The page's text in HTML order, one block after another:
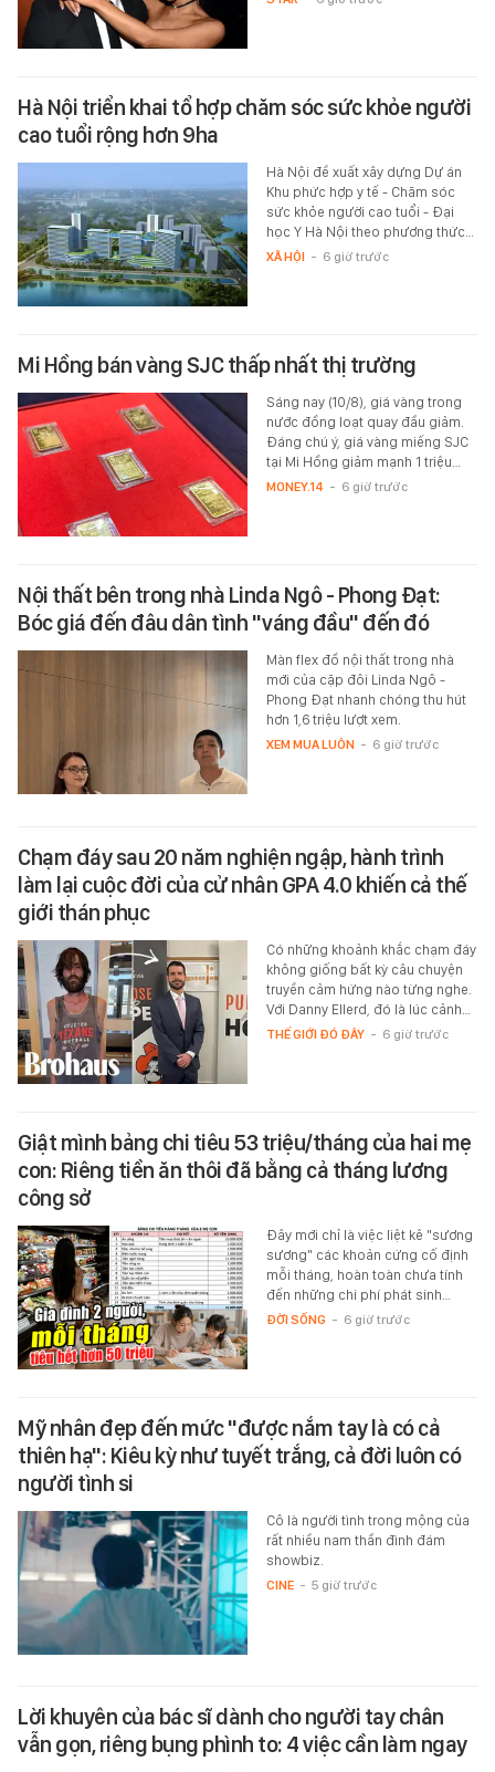
Hà Nội triển khai tổ hợp chăm sóc sức khỏe người
cao tuổi rộng hơn 9ha
Hà Nội đề xuất xây dựng Dự án
Khu phức hợp y tế - Chăm sóc
sức khỏe người cao tuổi - Đại
học Y Hà Nội theo phương thức…
XÃ HỘI - 6 giờ trước
Mi Hồng bán vàng SJC thấp nhất thị trường
Sáng nay (10/8), giá vàng trong
nước đồng loạt quay đầu giảm.
Đáng chú ý, giá vàng miếng SJC
tại Mi Hồng giảm mạnh 1 triệu…
MONEY.14 - 6 giờ trước
Nội thất bên trong nhà Linda Ngô - Phong Đạt:
Bóc giá đến đâu dân tình "váng đầu" đến đó
Màn flex đồ nội thất trong nhà
mới của cặp đôi Linda Ngô -
Phong Đạt nhanh chóng thu hút
hơn 1,6 triệu lượt xem.
XEM MUA LUÔN - 6 giờ trước
Chạm đáy sau 20 năm nghiện ngập, hành trình
làm lại cuộc đời của cử nhân GPA 4.0 khiến cả thế
giới thán phục
Có những khoảnh khắc chạm đáy
không giống bất kỳ câu chuyện
truyền cảm hứng nào từng nghe.
Với Danny Ellerd, đó là lúc cảnh…
THẾ GIỚI ĐÓ ĐÂY - 6 giờ trước
Giật mình bảng chi tiêu 53 triệu/tháng của hai mẹ
con: Riêng tiền ăn thôi đã bằng cả tháng lương
công sở
Đây mới chỉ là việc liệt kê "sương
sương" các khoản cứng cố định
mỗi tháng, hoàn toàn chưa tính
đến những chi phí phát sinh…
ĐỜI SỐNG - 6 giờ trước
Mỹ nhân đẹp đến mức "được nắm tay là có cả
thiên hạ": Kiêu kỳ như tuyết trắng, cả đời luôn có
người tình si
Cô là người tình trong mộng của
rất nhiều nam thần đình đám
showbiz.
CINE - 5 giờ trước
Lời khuyên của bác sĩ dành cho người tay chân
vẫn gọn, riêng bụng phình to: 4 việc cần làm ngay